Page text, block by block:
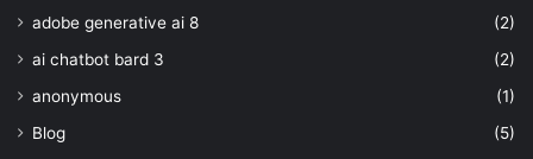
adobe generative ai 8
(2)
ai chatbot bard 3
(2)
anonymous
(1)
Blog
(5)